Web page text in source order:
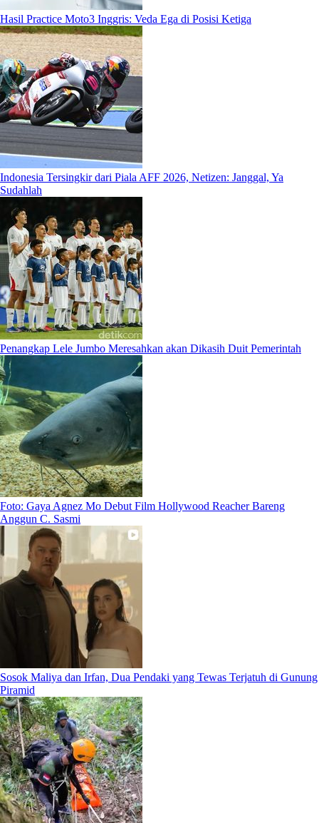
Hasil Practice Moto3 Inggris: Veda Ega di Posisi Ketiga
Indonesia Tersingkir dari Piala AFF 2026, Netizen: Janggal, Ya
Sudahlah
Penangkap Lele Jumbo Meresahkan akan Dikasih Duit Pemerintah
Foto: Gaya Agnez Mo Debut Film Hollywood Reacher Bareng
Anggun C. Sasmi
Sosok Maliya dan Irfan, Dua Pendaki yang Tewas Terjatuh di Gunung
Piramid